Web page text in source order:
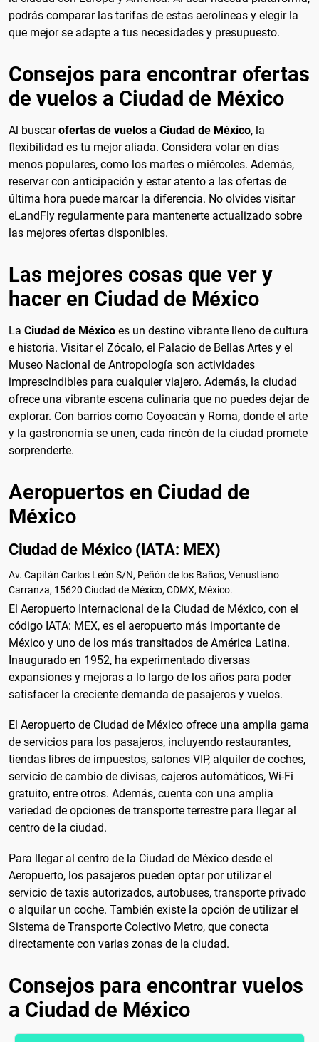
podrás comparar las tarifas de estas aerolíneas y elegir la
que mejor se adapte a tus necesidades y presupuesto.
Consejos para encontrar ofertas
de vuelos a Ciudad de México
Al buscarofertas de vuelos a Ciudad de México, la
flexibilidad es tu mejor aliada. Considera volar en días
menos populares, como los martes o miércoles. Además,
reservar con anticipación y estar atento a las ofertas de
última hora puede marcar la diferencia. No olvides visitar
eLandFly regularmente para mantenerte actualizado sobre
las mejores ofertas disponibles.
Las mejores cosas que ver y
hacer en Ciudad de México
La Ciudad de México es un destino vibrante lleno de cultura
e historia. Visitar el Zócalo, el Palacio de Bellas Artes y el
Museo Nacional de Antropología son actividades
imprescindibles para cualquier viajero. Además, la ciudad
ofrece una vibrante escena culinaria que no puedes dejar de
explorar. Con barrios como Coyoacán y Roma, donde el arte
y la gastronomía se unen, cada rincón de la ciudad promete
sorprenderte.
Aeropuertos en Ciudad de
México
Ciudad de México (IATA: MEX)
Av. Capitán Carlos León S/N, Peñón de los Baños, Venustiano
Carranza, 15620 Ciudad de México, CDMX, México.
El Aeropuerto Internacional de la Ciudad de México, con el
código IATA: MEX, es el aeropuerto más importante de
México y uno de los más transitados de América Latina.
Inaugurado en 1952, ha experimentado diversas
expansiones y mejoras a lo largo de los años para poder
satisfacer la creciente demanda de pasajeros y vuelos.
El Aeropuerto de Ciudad de México ofrece una amplia gama
de servicios para los pasajeros, incluyendo restaurantes,
tiendas libres de impuestos, salones VIP, alquiler de coches,
servicio de cambio de divisas, cajeros automáticos, Wi-Fi
gratuito, entre otros. Además, cuenta con una amplia
variedad de opciones de transporte terrestre para llegar al
centro de la ciudad.
Para llegar al centro de la Ciudad de México desde el
Aeropuerto, los pasajeros pueden optar por utilizar el
servicio de taxis autorizados, autobuses, transporte privado
o alquilar un coche. También existe la opción de utilizar el
Sistema de Transporte Colectivo Metro, que conecta
directamente con varias zonas de la ciudad.
Consejos para encontrar vuelos
a Ciudad de México